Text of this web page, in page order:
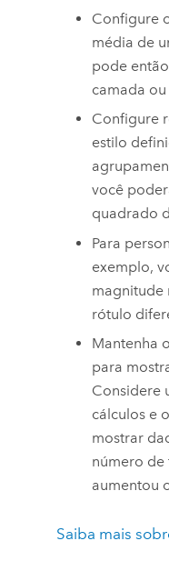
Configure
média de
pode
camada
Configure
estilo
você
quadrado
Para
exemplo,
magnitude
rótulo
Mantenha
para
Considere
cálculos e
mostrar
número de
aumentou
Saiba mais